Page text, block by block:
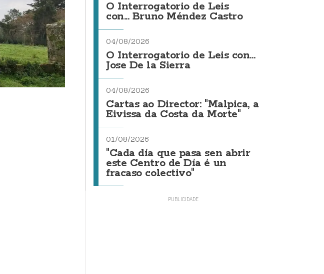
O Interrogatorio de Leis
con... Bruno Méndez Castro
04/08/2026
O Interrogatorio de Leis con...
Jose De la Sierra
04/08/2026
Cartas ao Director: "Malpica, a
Eivissa da Costa da Morte"
01/08/2026
"Cada día que pasa sen abrir
este Centro de Día é un
fracaso colectivo"